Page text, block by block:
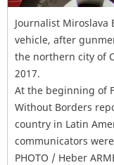
Journalist Miroslava
vehicle, after
the northern city of
2017.
At the beginning of
Without Borders
country in Latin
communicators
PHOTO / Heber